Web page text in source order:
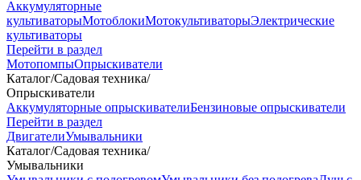
Аккумуляторные
культиваторыМотоблокиМотокультиваторыЭлектрические
культиваторы
Перейти в раздел
МотопомпыОпрыскиватели
Каталог/Садовая техника/
Опрыскиватели
Аккумуляторные опрыскивателиБензиновые опрыскиватели
Перейти в раздел
ДвигателиУмывальники
Каталог/Садовая техника/
Умывальники